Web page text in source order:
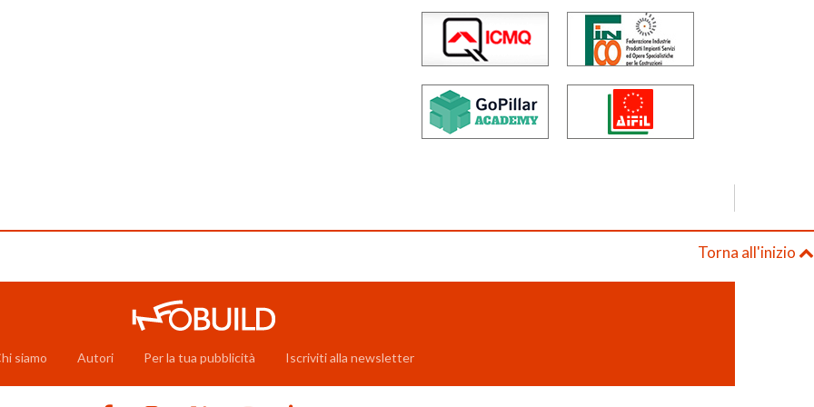
Torna all'inizio
siamo Autori Per la tua pubblicità Iscriviti alla newsletter